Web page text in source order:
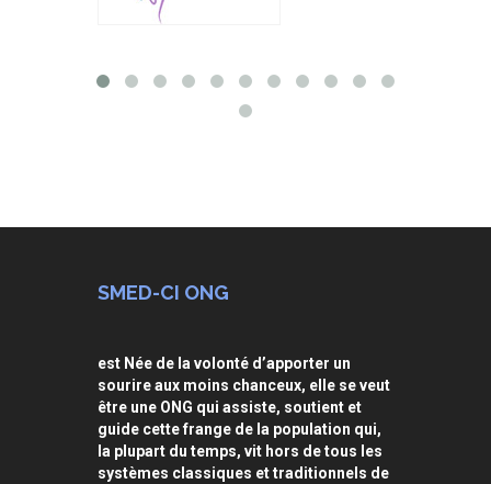
SMED-CI ONG
est Née de la volonté d’apporter un
sourire aux moins chanceux, elle se veut
être une ONG qui assiste, soutient et
guide cette frange de la population qui,
la plupart du temps, vit hors de tous les
systèmes classiques et traditionnels de